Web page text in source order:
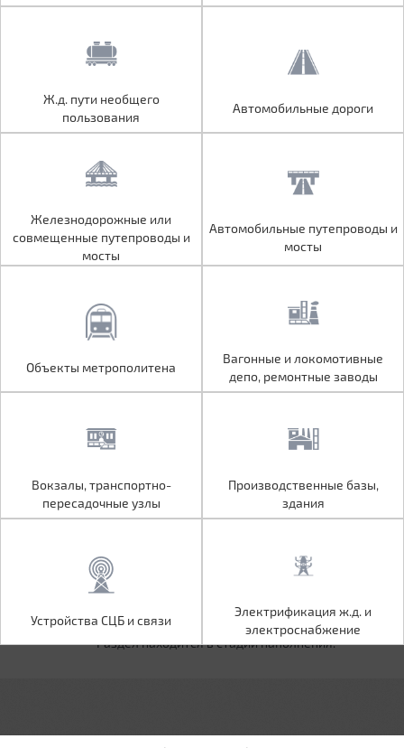
Ж.д. пути необщего
пользования
Автомобильные дороги
Железнодорожные или
совмещенные путепроводы и
мосты
Автомобильные путепроводы и
мосты
Вагонные и локомотивные
Вокзалы, транспортно-
пересадочные узлы
Производственные базы,
Электрификация ж.д. и
электроснабжение
Ж.д. пути необщего
пользования
Автомобильные дороги
Железнодорожные или
совмещенные путепроводы и
мосты
Автомобильные путепроводы и
мосты
Объекты метрополитена
Вагонные и локомотивные
депо, ремонтные заводы
Вокзалы, транспортно-
пересадочные узлы
Производственные базы,
здания
Устройства СЦБ и связи
Электрификация ж.д. и
электроснабжение
Раздел находится в стадии наполнения.